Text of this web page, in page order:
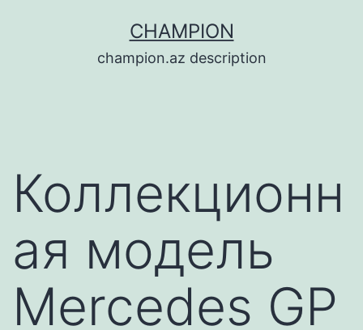
содержимому
CHAMPION
champion.az description
Коллекционн
ая модель
Mercedes GP